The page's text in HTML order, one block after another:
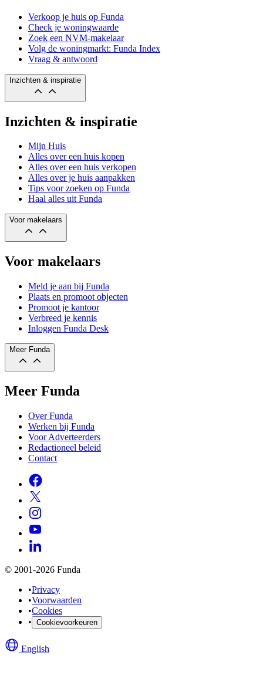
Verkoop je huis op Funda
Check je woningwaarde
Zoek een NVM-makelaar
Volg de woningmarkt: Funda Index
Vraag & antwoord
Inzichten & inspiratie
Inzichten & inspiratie
Mijn Huis
Alles over een huis kopen
Alles over een huis verkopen
Alles over je huis aanpakken
Tips voor zoeken op Funda
Haal alles uit Funda
Voor makelaars
Voor makelaars
Meld je aan bij Funda
Plaats en promoot objecten
Promoot je kantoor
Verbreed je kennis
Inloggen Funda Desk
Meer Funda
Meer Funda
Over Funda
Werken bij Funda
Voor Adverteerders
Redactioneel beleid
Contact
© 2001-2026 Funda
•Privacy
•Voorwaarden
•Cookies
• Cookievoorkeuren
English